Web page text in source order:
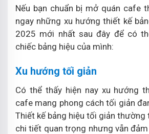
Nếu bạn chuẩn bị mở quán cafe
ngay những xu hướng thiết kế
2025 mới nhất sau đây để có
chiếc bảng hiệu của mình:
Xu hướng tối giản
Có thể thấy hiện nay xu hướng
cafe mang phong cách tối giản
Thiết kế bảng hiệu tối giản thường
chi tiết quan trọng nhưng vẫn